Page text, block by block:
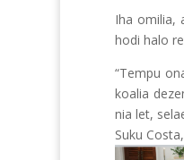
Iha omilia,
hodi halo
“Tempu
koalia
nia let,
Suku